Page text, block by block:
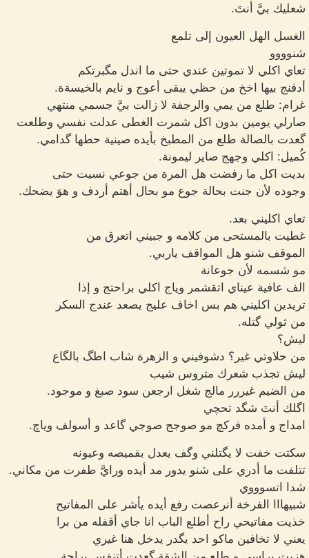
شعليك بيَّ أنتَ.
الغسل الهل العيون إلى تلمع
شنوووو
تعاي اكلي لا تموتين عندي حتى ما اندل مگبرتكم
أدفنج بيها اخخ من حظي يبقى أعوج و نايم بالخيسةة.
غرام: طلع من يمي والرجفة لا زالت بيَّ جسمي منتهي
صارلي يومين بدون اكل شمرت الغطى عدلت نفسي وطلعت
گعدت بالصالة طلع من المطبخ بأيده صينية حطها گدامي.
كُميل: اكلي وجهج صاير ليمونة.
بديت اكل ما رفضت هل المرة من جوعي نسيت حتى
وجوده لأن جنت بحالة جوع مو بحال أهتم أردف و هوَ يضحك.
تعاي اكليني بعد.
غطيت بالمستحى من كلامه و جبيني اتعرق من
الموقف شنو هل المواقف ياربي.
مو شسمه لأن جوعانة
الف عافية عيناي اتقشمر وياج اكلي براحتج و إذا
تريدين اكليني هم بس اخاف عليج يصعد عندج السكر
من ثولي گتله.
ليش؟
من حلاوتي غير؟ دشوفيني و الزهرة شاب اطگ بالگاع
ليش تجذب شعرك متروس شيب
من الضيم غيررر مالج شغل ارجعن سود صبغ و موجود.
اگلك أنتَ شگد تحچي
امداج و أمده فركچ مو صوجج صوجي گاعد و أسولف وياچ.
سكتت خفت لا يگتلني وگف يعدل بقميصه وعيونه
تتلفت ما أدري على شنو يدور مد أيده ورايَّ طفرت من مكاني.
شدا اتسوووي
شبيهااا الفرخة أنرعصت رفع أيده يأشر على المفاتيح
خذيت مفاتيحي راح أطلع الباب انا جاي أقفله من برا
يعني لا تخافين ماكو احد يگدر يدخل هنا غيري